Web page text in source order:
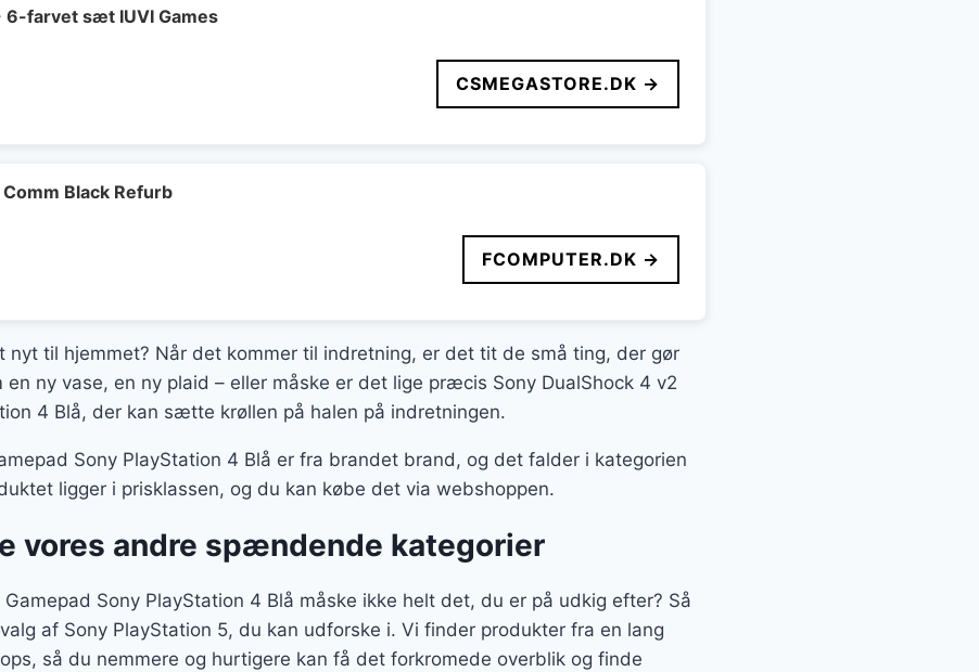
6-farvet sæt IUVI Games
CSMEGASTORE.DK →
Black Refurb
FCOMPUTER.DK →
nyt til hjemmet? Når det kommer til indretning, er det tit de små ting, der gør
ny vase, en ny plaid – eller måske er det lige præcis Sony DualShock 4 v2
4 Blå, der kan sætte krøllen på halen på indretningen.
Sony PlayStation 4 Blå er fra brandet brand, og det falder i kategorien
ligger i prisklassen, og du kan købe det via webshoppen.
vores andre spændende kategorier
Gamepad Sony PlayStation 4 Blå måske ikke helt det, du er på udkig efter? Så
af Sony PlayStation 5, du kan udforske i. Vi finder produkter fra en lang
så du nemmere og hurtigere kan få det forkromede overblik og finde